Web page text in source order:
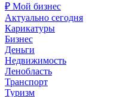
₽ Мой бизнес
Актуально сегодня
Карикатуры
Бизнес
Деньги
Недвижимость
Ленобласть
Транспорт
Туризм